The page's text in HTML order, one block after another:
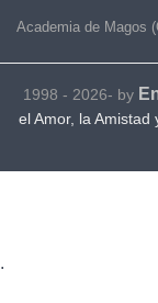
Academia de Magos
1998 - 2026- by
el Amor, la
.